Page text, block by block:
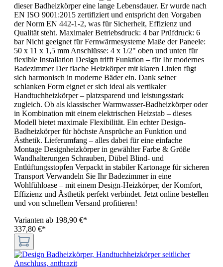
dieser Badheizkörper eine lange Lebensdauer. Er wurde nach
EN ISO 9001:2015 zertifiziert und entspricht den Vorgaben
der Norm EN 442-1-2, was für Sicherheit, Effizienz und
Qualität steht. Maximaler Betriebsdruck: 4 bar Prüfdruck: 6
bar Nicht geeignet für Fernwärmesysteme Maße der Paneele:
50 x 11 x 1,5 mm Anschlüsse: 4 x 1/2" oben und unten für
flexible Installation Design trifft Funktion – für Ihr modernes
Badezimmer Der flache Heizkörper mit klaren Linien fügt
sich harmonisch in moderne Bäder ein. Dank seiner
schlanken Form eignet er sich ideal als vertikaler
Handtuchheizkörper – platzsparend und leistungsstark
zugleich. Ob als klassischer Warmwasser-Badheizkörper oder
in Kombination mit einem elektrischen Heizstab – dieses
Modell bietet maximale Flexibilität. Ein echter Design-
Badheizkörper für höchste Ansprüche an Funktion und
Ästhetik. Lieferumfang – alles dabei für eine einfache
Montage Designheizkörper in gewählter Farbe & Größe
Wandhalterungen Schrauben, Dübel Blind- und
Entlüftungsstopfen Verpackt in stabiler Kartonage für sicheren
Transport Verwandeln Sie Ihr Badezimmer in eine
Wohlfühloase – mit einem Design-Heizkörper, der Komfort,
Effizienz und Ästhetik perfekt verbindet. Jetzt online bestellen
und von schnellem Versand profitieren!
Varianten ab 198,90 €*
337,80 €*